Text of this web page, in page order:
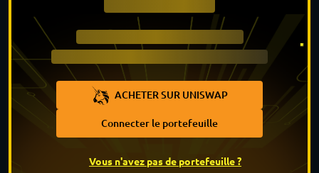
ACHETER SUR UNISWAP
Connecter le portefeuille
Vous n'avez pas de portefeuille ?